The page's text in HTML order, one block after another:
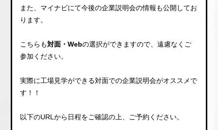
また、マイナビにて今後の企業説明会の情報も公開してお
ります。
こちらも対面・Webの選択ができますので、遠慮なくご
参加ください。
実際に工場見学ができる対面での企業説明会がオススメで
す！！
以下のURLから日程をご確認の上、ご予約ください。